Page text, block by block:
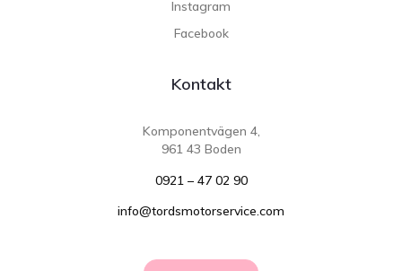
Instagram
Facebook
Kontakt
Komponentvägen 4,
961 43 Boden
0921 – 47 02 90
info@tordsmotorservice.com